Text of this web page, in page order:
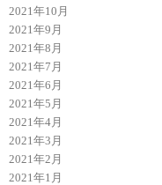
2021年10月
2021年9月
2021年8月
2021年7月
2021年6月
2021年5月
2021年4月
2021年3月
2021年2月
2021年1月